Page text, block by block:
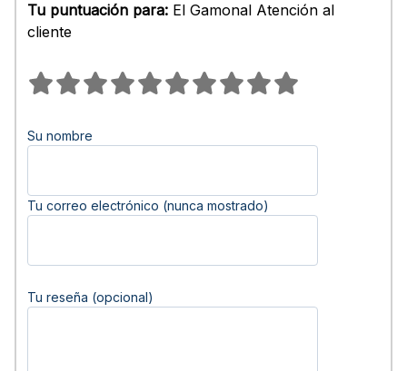
Tu puntuación para: El Gamonal Atención al
cliente
Su nombre
Tu correo electrónico (nunca mostrado)
Tu reseña (opcional)